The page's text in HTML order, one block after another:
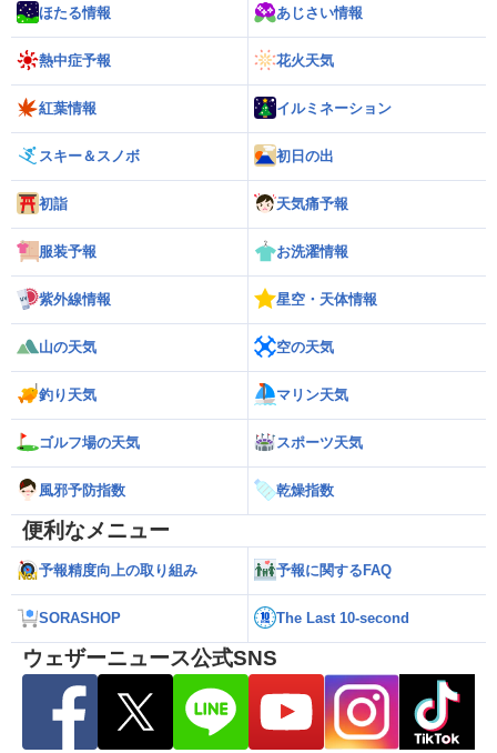
ほたる情報 あじさい情報
熱中症予報 花火天気
紅葉情報 イルミネーション
スキー＆スノボ 初日の出
初詣 天気痛予報
服装予報 お洗濯情報
紫外線情報 星空・天体情報
山の天気 空の天気
釣り天気 マリン天気
ゴルフ場の天気 スポーツ天気
風邪予防指数 乾燥指数
便利なメニュー
予報精度向上の取り組み 予報に関するFAQ
SORASHOP The Last 10-second
ウェザーニュース公式SNS